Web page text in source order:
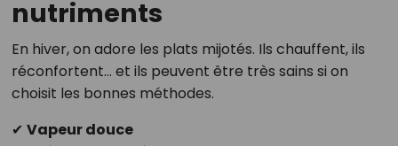
nutriments
En hiver, on adore les plats mijotés. Ils chauffent, ils
réconfortent… et ils peuvent être très sains si on
choisit les bonnes méthodes.
✔ Vapeur douce